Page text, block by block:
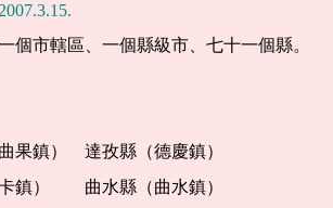
2007.3.15.
個市轄區、一個縣級市、七十一個縣。
達孜縣（德慶鎮）
鎮） 曲水縣（曲水鎮）